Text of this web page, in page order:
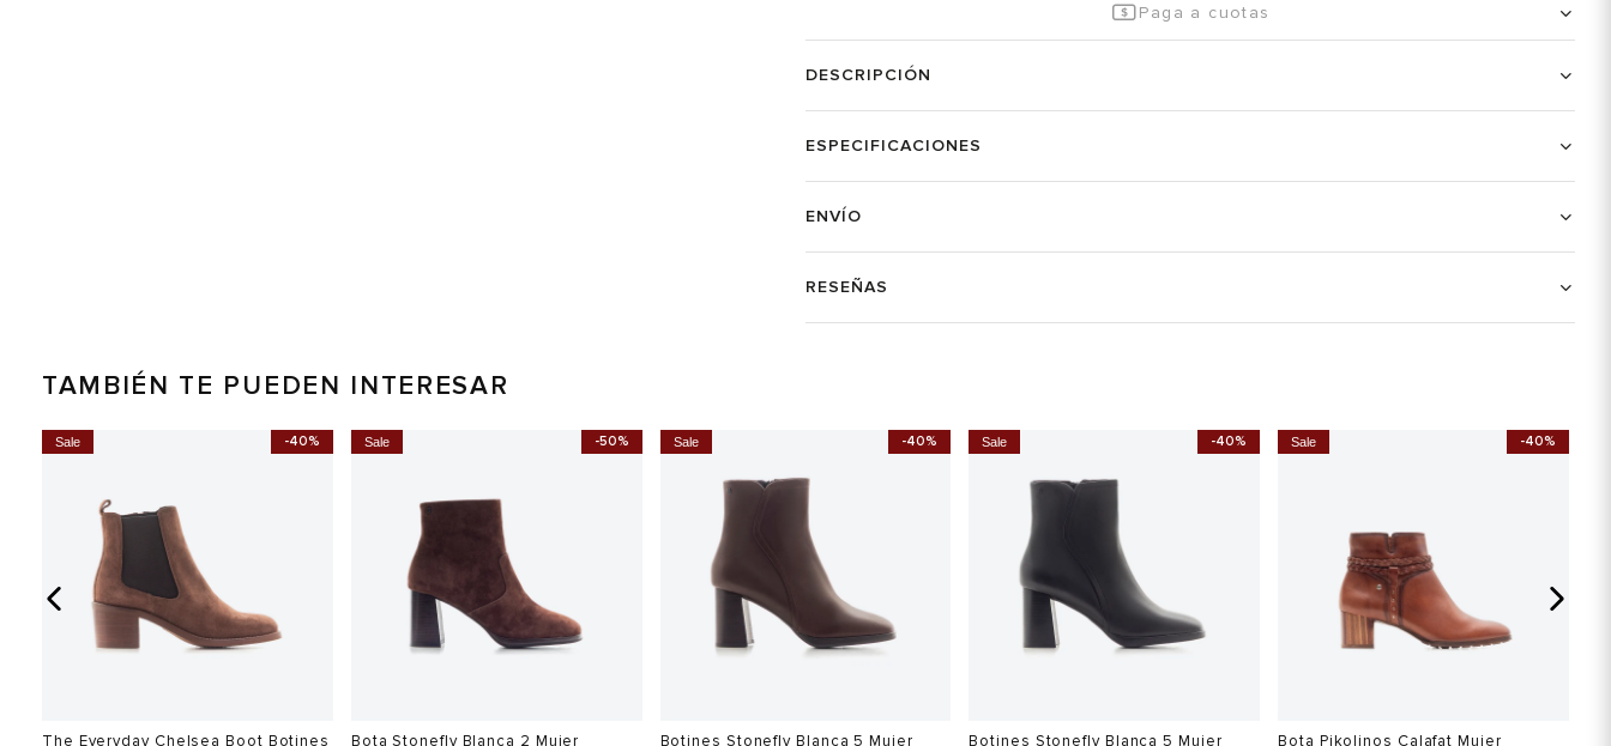
Paga a cuotas
DESCRIPCIÓN
ESPECIFICACIONES
ENVÍO
RESEÑAS
TAMBIÉN TE PUEDEN INTERESAR
-40%
Sale
The Everyday Chelsea Boot Botines
-50%
Sale
Bota Stonefly Blanca 2 Mujer
-40%
Sale
Botines Stonefly Blanca 5 Mujer
-40%
Sale
Botines Stonefly Blanca 5 Mujer
-40%
Sale
Bota Pikolinos Calafat Mujer